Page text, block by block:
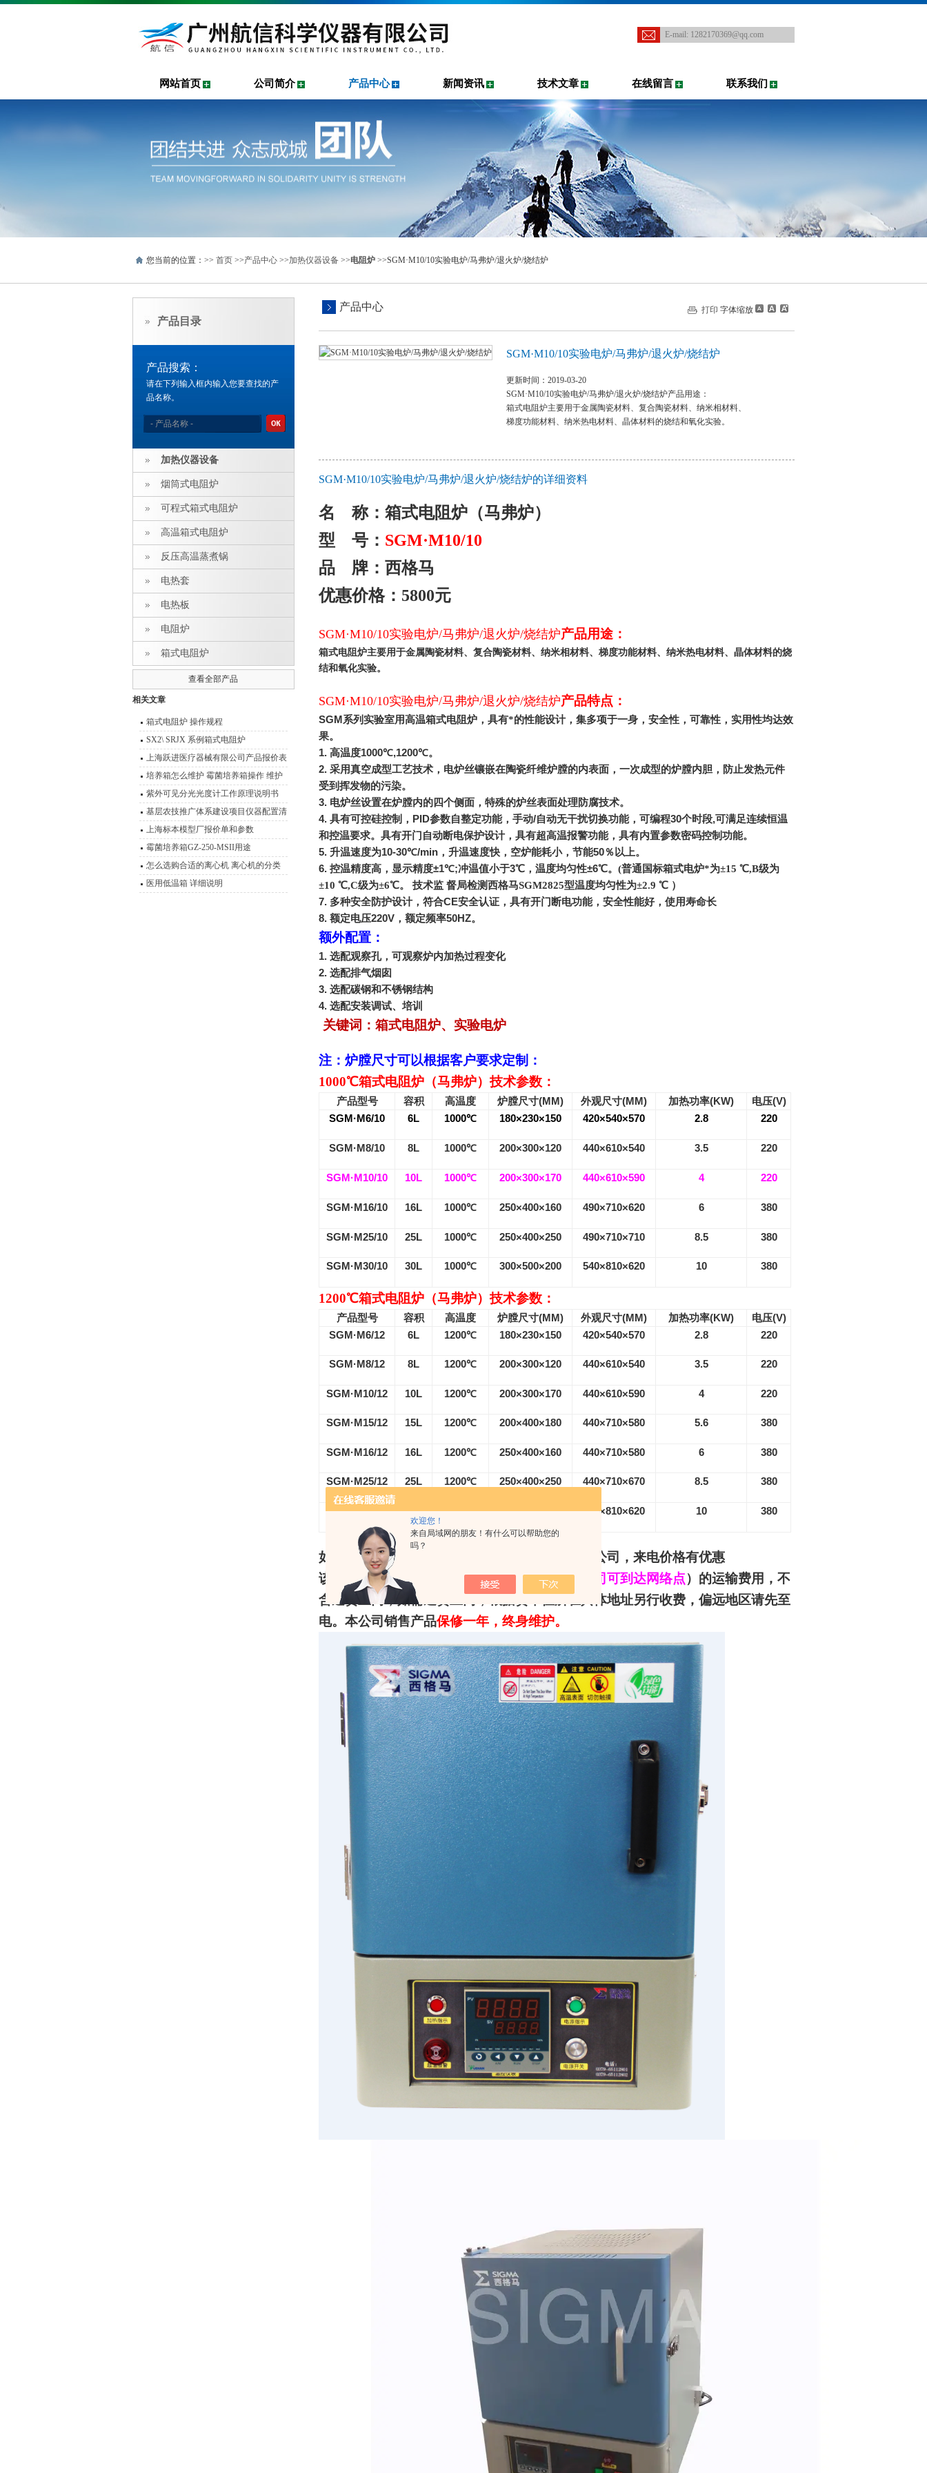
欢迎您！
来自局域网的朋友！有什么可以帮助您的
吗？
E-mail: 1282170369@qq.com
网站首页 公司简介 产品中心 新闻资讯 技术文章 在线留言 联系我们
您当前的位置：>> 首页 >>产品中心 >>加热仪器设备 >>电阻炉 >>SGM·M10/10实验电炉/马弗炉/退火炉/烧结炉
产品目录
产品搜索：
请在下列输入框内输入您要查找的产
品名称。
加热仪器设备
烟筒式电阻炉
可程式箱式电阻炉
高温箱式电阻炉
反压高温蒸煮锅
电热套
电热板
电阻炉
箱式电阻炉
查看全部产品
相关文章
箱式电阻炉 操作规程
SX2\ SRJX 系例箱式电阻炉
上海跃进医疗器械有限公司产品报价表
培养箱怎么维护 霉菌培养箱操作 维护
技术说明
紫外可见分光光度计工作原理说明书
基层农技推广体系建设项目仪器配置清
单
上海标本模型厂报价单和参数
霉菌培养箱GZ-250-MSII用途
怎么选购合适的离心机 离心机的分类
及其原理介绍
医用低温箱 详细说明
产品中心 打印 字体缩放
SGM·M10/10实验电炉/马弗炉/退火炉/烧结炉
更新时间：2019-03-20
SGM·M10/10实验电炉/马弗炉/退火炉/烧结炉产品用途：
箱式电阻炉主要用于金属陶瓷材料、复合陶瓷材料、纳米相材料、
梯度功能材料、纳米热电材料、晶体材料的烧结和氧化实验。
SGM·M10/10实验电炉/马弗炉/退火炉/烧结炉的详细资料
名 称： 箱式电阻炉（马弗炉）
型 号： SGM·M10/10
品 牌：西格马
优惠价格：5800元
SGM·M10/10实验电炉/马弗炉/退火炉/烧结炉产品用途：
箱式电阻炉主要用于金属陶瓷材料、复合陶瓷材料、纳米相材料、梯度功能材料、纳米热电材料、晶体材料的烧
结和氧化实验。
SGM·M10/10实验电炉/马弗炉/退火炉/烧结炉产品特点：
SGM 系列实验室用高温箱式电阻炉，具有*的性能设计，集多项于一身，安全性，可靠性，实用性均达效
果。
1. 高温度1000℃,1200℃。
2. 采用真空成型工艺技术，电炉丝镶嵌在陶瓷纤维炉膛的内表面，一次成型的炉膛内胆，防止发热元件
受到挥发物的污染。
3. 电炉丝设置在炉膛内的四个侧面，特殊的炉丝表面处理防腐技术。
4. 具有可控硅控制， PID参数自整定功能，手动/自动无干扰切换功能，可编程30个时段,可满足连续恒温
和控温要求。具有开门自动断电保护设计，具有超高温报警功能，具有内置参数密码控制功能。
5. 升温速度为10-30℃/min ，升温速度快，空炉能耗小，节能50％以上。
6. 控温精度高，显示精度±1℃;冲温值小于3℃ ，温度均匀性±6℃。 (普通国标箱式电炉*为±15 ℃,B级为
±10 ℃,C级为±6℃。 技术监 督局检测西格马SGM2825型温度均匀性为±2.9 ℃ ）
7. 多种安全防护设计，符合CE安全认证，具有开门断电功能，安全性能好，使用寿命长
8. 额定电压220V ，额定频率50HZ。
额外配置：
1. 选配观察孔，可观察炉内加热过程变化
2. 选配排气烟囱
3. 选配碳钢和不锈钢结构
4. 选配安装调试、培训
关键词：箱式电阻炉、实验电炉
注：炉膛尺寸可以根据客户要求定制：
1000℃箱式电阻炉（马弗炉）技术参数：
产品型号 容积 高温度 炉膛尺寸(MM) 外观尺寸(MM) 加热功率(KW) 电压(V)
SGM·M6/10
6L 1000℃ 180×230×150 420×540×570 2.8 220
SGM·M8/10 8L 1000℃ 200×300×120 440×610×540 3.5 220
SGM·M10/10 10L 1000℃ 200×300×170 440×610×590 4 220
SGM·M16/10 16L 1000℃ 250×400×160 490×710×620 6 380
SGM·M25/10 25L 1000℃ 250×400×250 490×710×710 8.5 380
SGM·M30/10 30L 1000℃ 300×500×200 540×810×620 10 380
1200℃箱式电阻炉（马弗炉）技术参数：
产品型号 容积 高温度 炉膛尺寸(MM) 外观尺寸(MM) 加热功率(KW) 电压(V)
SGM·M6/12
6L 1200℃ 180×230×150 420×540×570 2.8 220
SGM·M8/12 8L 1200℃ 200×300×120 440×610×540 3.5 220
SGM·M10/12 10L 1200℃ 200×300×170 440×610×590 4 220
SGM·M15/12 15L 1200℃ 200×400×180 440×710×580 5.6 380
SGM·M16/12 16L 1200℃ 250×400×160 440×710×580 6 380
SGM·M25/12 25L 1200℃ 250×400×250 440×710×670 8.5 380
SGM·M30/12 30L 1200℃ 300×500×200 540×810×620 10 380
如需了解更多详情请联系 广州航信科学仪器有限公司 ，来电价格有优惠
该产品本公司免费承担 至全国各地（仅限物流公司可到达网络点）的运输费用，不
含送货上门；如
需送货上门，根据贵单位所在具体地址另行收费，偏远地区请先至
电。本公司销售产品保修一年，终身维护。